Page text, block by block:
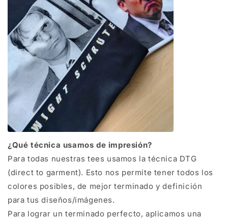
¿Qué técnica usamos de impresión?
Para todas nuestras tees usamos la técnica DTG
(direct to garment). Esto nos permite tener todos los
colores posibles, de mejor terminado y definición
para tus diseños/imágenes.
Para lograr un terminado perfecto, aplicamos una